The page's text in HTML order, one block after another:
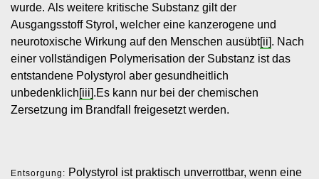
wurde. Als weitere kritische Substanz gilt der
Ausgangsstoff Styrol, welcher eine kanzerogene und
neurotoxische Wirkung auf den Menschen ausübt[ii]. Nach
einer vollständigen Polymerisation der Substanz ist das
entstandene Polystyrol aber gesundheitlich
unbedenklich[iii].Es kann nur bei der chemischen
Zersetzung im Brandfall freigesetzt werden.
Entsorgung: Polystyrol ist praktisch unverrottbar, wenn eine